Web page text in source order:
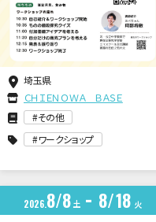
埼玉県
ＣＨＩＥＮＯＷＡ ＢＡＳＥ
その他
ワークショップ
20268 8 土 8 18 火